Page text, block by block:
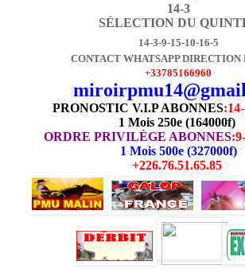
14-3
SÉLECTION DU
14-3-9-15-10-16-5
CONTACT WHATSAPP DIRECTION
+33785166960
PRONOSTIC V.I.P ABONNES:
1 Mois 250e (164000f)
ORDRE PRIVILÈGE ABONNES
1 Mois 500e (327000f)
+226.76.51.65.85